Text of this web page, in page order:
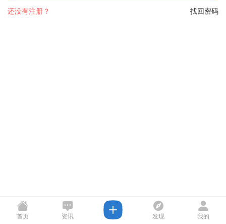
找回密码
还没有注册？
首页 资讯 发现 我的